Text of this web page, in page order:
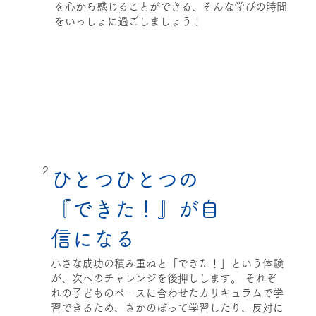
を心から感じることができる、そんな学びの時間
をいっしょに過ごしましょう！
2 ひとつひとつの
『できた！』が自
信になる
小さな成功の積み重ねと「できた！」という体験
が、次へのチャレンジを後押しします。 それぞ
れの子どものペースに合わせたカリキュラムで学
習できるため、さかのぼって学習したり、反対に